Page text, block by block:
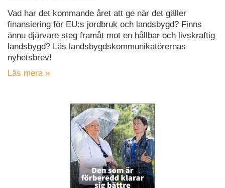
Vad har det kommande året att ge när det gäller
finansiering för EU:s jordbruk och landsbygd? Finns
ännu djärvare steg framåt mot en hållbar och livskraftig
landsbygd? Läs landsbygdskommunikatörernas
nyhetsbrev!
Läs mera »